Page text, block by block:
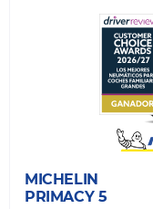
MICHELIN
PRIMACY 5